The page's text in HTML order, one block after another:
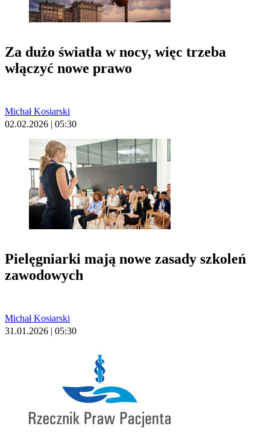
Za dużo światła w nocy, więc trzeba
włączyć nowe prawo
Michał Kosiarski
02.02.2026 | 05:30
Pielęgniarki mają nowe zasady szkoleń
zawodowych
Michał Kosiarski
31.01.2026 | 05:30